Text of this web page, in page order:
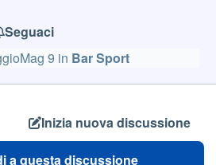
Seguaci
Mag 9 in Bar Sport
Inizia nuova discussione
a questa discussione